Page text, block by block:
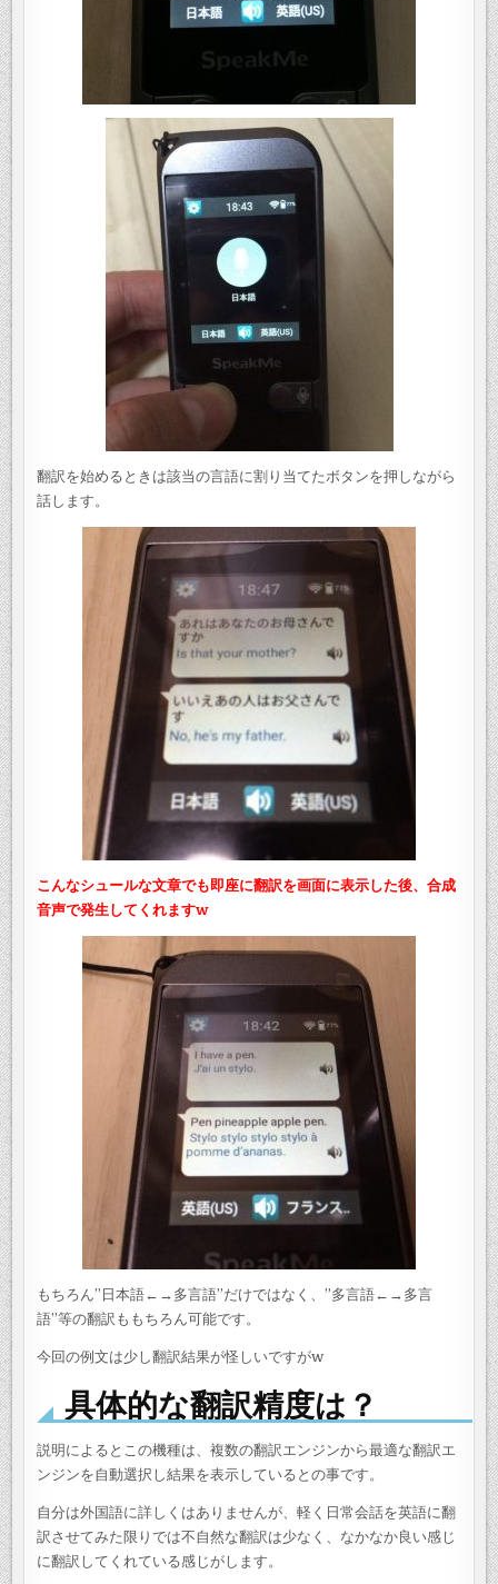
翻訳を始めるときは該当の言語に割り当てたボタンを押しながら
話します。
こんなシュールな文章でも即座に翻訳を画面に表示した後、合成
音声で発生してくれますw
もちろん”日本語←→多言語”だけではなく、”多言語←→多言
語”等の翻訳ももちろん可能です。
今回の例文は少し翻訳結果が怪しいですがw
具体的な翻訳精度は？
説明によるとこの機種は、複数の翻訳エンジンから最適な翻訳エ
ンジンを自動選択し結果を表示しているとの事です。
自分は外国語に詳しくはありませんが、軽く日常会話を英語に翻
訳させてみた限りでは不自然な翻訳は少なく、なかなか良い感じ
に翻訳してくれている感じがします。